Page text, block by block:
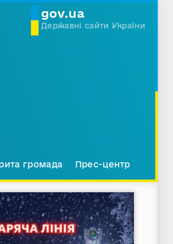
gov.ua
Державні сайти України
громада Прес-центр